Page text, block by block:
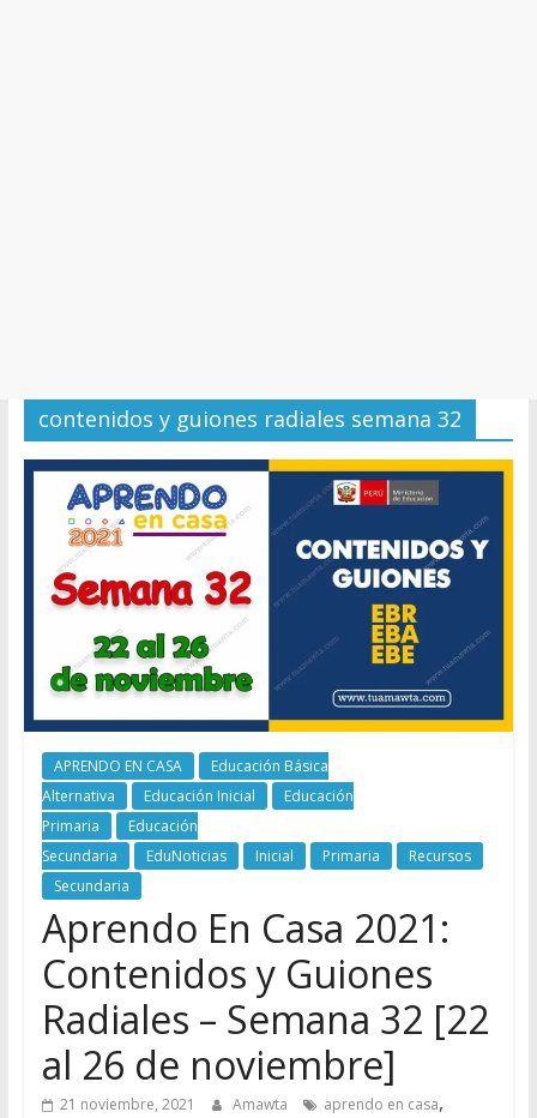
contenidos y guiones radiales semana 32
APRENDO EN CASA
Educación Básica
Alternativa
Educación Inicial
Educación
Primaria
Educación
Secundaria
EduNoticias Inicial Primaria
Recursos
Secundaria
Aprendo En Casa 2021:
Contenidos y Guiones
Radiales – Semana 32 [22
al 26 de noviembre]
21 noviembre, 2021 Amawta aprendo en casa,